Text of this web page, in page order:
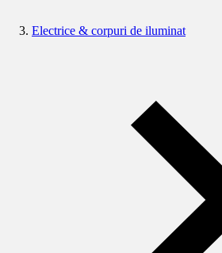
Electrice & corpuri de iluminat